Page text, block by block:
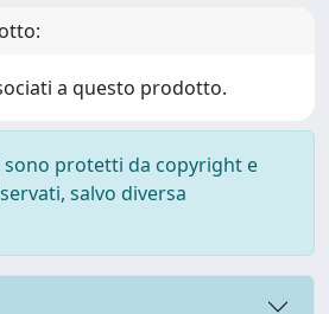
a questo prodotto.
sono protetti da copyright e
salvo diversa